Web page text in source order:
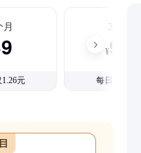
月
元
3个月
¥99
每日仅1.08元